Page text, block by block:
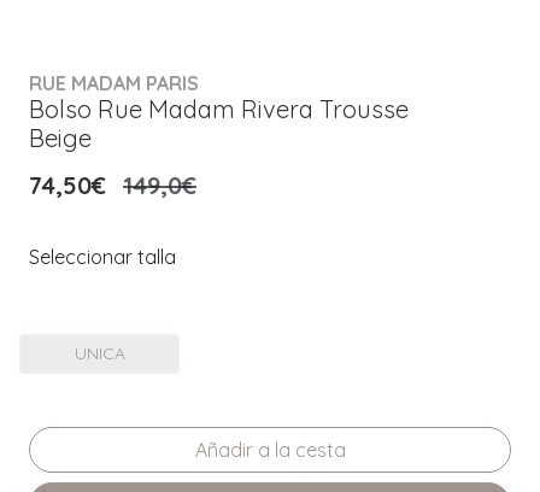
RUE MADAM PARIS
Bolso Rue Madam Rivera Trousse
Beige
74,50€ 149,0€
Seleccionar talla
UNICA